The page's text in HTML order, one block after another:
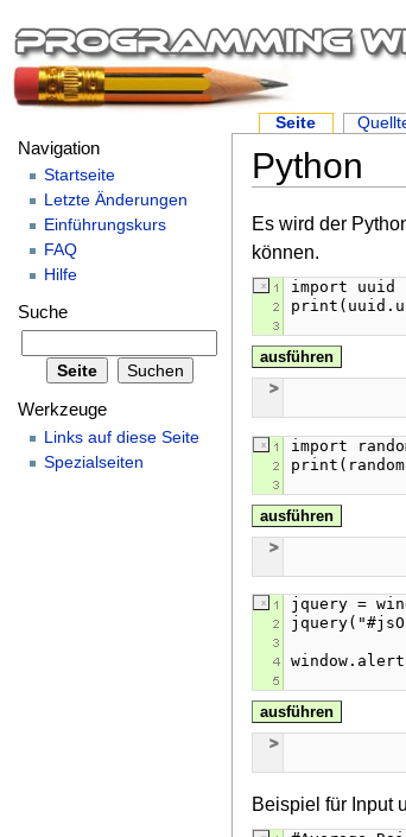
Python
Es wird der
können.
ausführen
ausführen
ausführen
Beispiel für Input
Seite
Navigation
Startseite
Letzte Änderungen
Einführungskurs
FAQ
Hilfe
Suche
Werkzeuge
Links auf diese Seite
Spezialseiten